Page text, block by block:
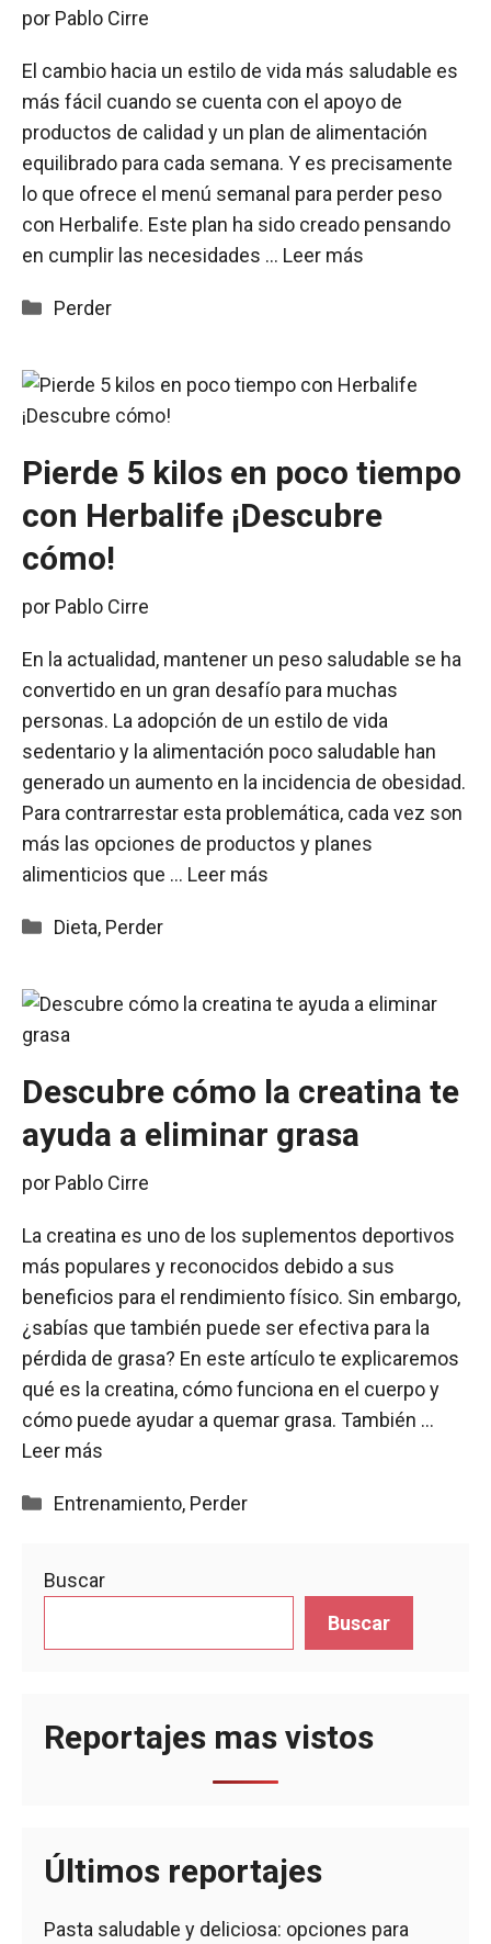
por Pablo Cirre
El cambio hacia un estilo de vida más saludable es
más fácil cuando se cuenta con el apoyo de
productos de calidad y un plan de alimentación
equilibrado para cada semana. Y es precisamente
lo que ofrece el menú semanal para perder peso
con Herbalife. Este plan ha sido creado pensando
en cumplir las necesidades … Leer más
Categorías
Perder
Pierde 5 kilos en poco tiempo
con Herbalife ¡Descubre
cómo!
por Pablo Cirre
En la actualidad, mantener un peso saludable se ha
convertido en un gran desafío para muchas
personas. La adopción de un estilo de vida
sedentario y la alimentación poco saludable han
generado un aumento en la incidencia de obesidad.
Para contrarrestar esta problemática, cada vez son
más las opciones de productos y planes
alimenticios que … Leer más
Categorías
Dieta, Perder
Descubre cómo la creatina te
ayuda a eliminar grasa
por Pablo Cirre
La creatina es uno de los suplementos deportivos
más populares y reconocidos debido a sus
beneficios para el rendimiento físico. Sin embargo,
¿sabías que también puede ser efectiva para la
pérdida de grasa? En este artículo te explicaremos
qué es la creatina, cómo funciona en el cuerpo y
cómo puede ayudar a quemar grasa. También …
Leer más
Categorías
Entrenamiento, Perder
Buscar
Buscar
Reportajes mas vistos
Últimos reportajes
Pasta saludable y deliciosa: opciones para